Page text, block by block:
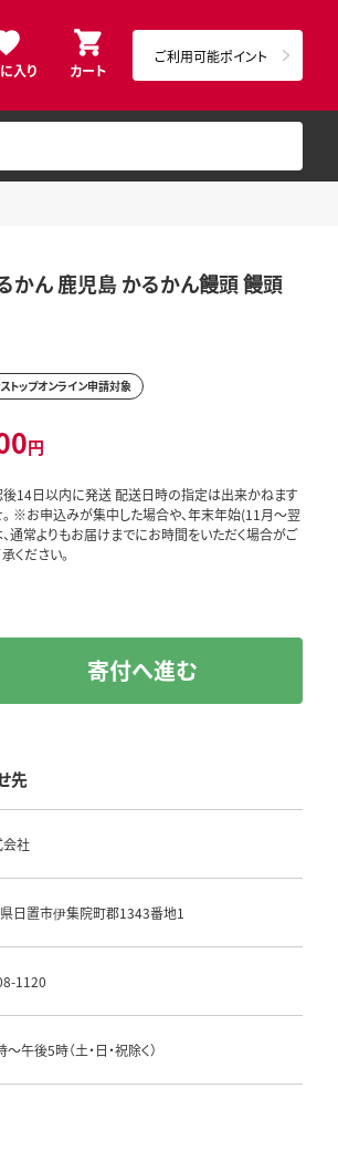
入り カート
ご利用可能ポイント
かん 鹿児島 かるかん饅頭 饅頭
トップオンライン申請対象
円
後14日以内に発送 配送日時の指定は出来かねます
。 ※お申込みが集中した場合や、年末年始(11月～翌
通常よりもお届けまでにお時間をいただく場合がご
ください。
寄付へ進む
先
会社
日置市伊集院町郡1343番地1
1120
午後5時（土・日・祝除く）